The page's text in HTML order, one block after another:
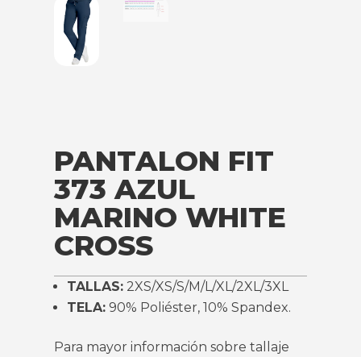
PANTALON FIT
373 AZUL
MARINO WHITE
CROSS
TALLAS: 2XS/XS/S/M/L/XL/2XL/3XL
TELA: 90% Poliéster, 10% Spandex.
Para mayor información sobre tallaje